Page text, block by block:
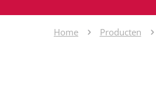
Home Producten